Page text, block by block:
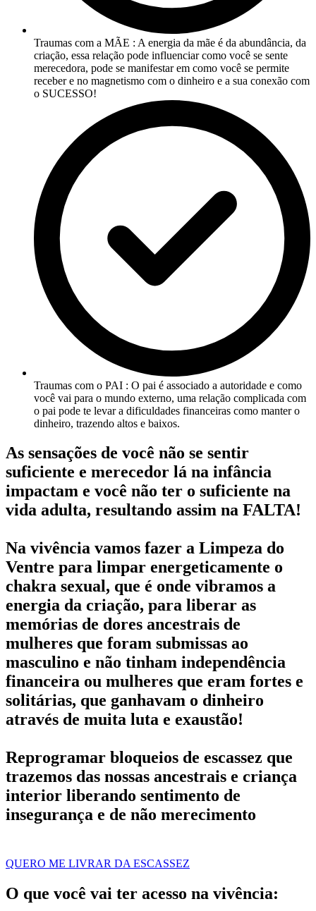
Traumas com a MÃE : A energia da mãe é da abundância, da
criação, essa relação pode influenciar como você se sente
merecedora, pode se manifestar em como você se permite
receber e no magnetismo com o dinheiro e a sua conexão com
o SUCESSO!
Traumas com o PAI : O pai é associado a autoridade e como
você vai para o mundo externo, uma relação complicada com
o pai pode te levar a dificuldades financeiras como manter o
dinheiro, trazendo altos e baixos.
As sensações de você não se sentir
suficiente e merecedor lá na infância
impactam e você não ter o suficiente na
vida adulta, resultando assim na FALTA!
Na vivência vamos fazer a Limpeza do
Ventre para limpar energeticamente o
chakra sexual, que é onde vibramos a
energia da criação, para liberar as
memórias de dores ancestrais de
mulheres que foram submissas ao
masculino e não tinham independência
financeira ou mulheres que eram fortes e
solitárias, que ganhavam o dinheiro
através de muita luta e exaustão!
Reprogramar bloqueios de escassez que
trazemos das nossas ancestrais e criança
interior liberando sentimento de
insegurança e de não merecimento
QUERO ME LIVRAR DA ESCASSEZ
O que você vai ter acesso na vivência: